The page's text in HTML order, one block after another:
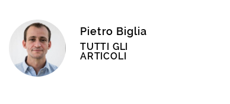
Pietro Biglia
TUTTI GLI
ARTICOLI